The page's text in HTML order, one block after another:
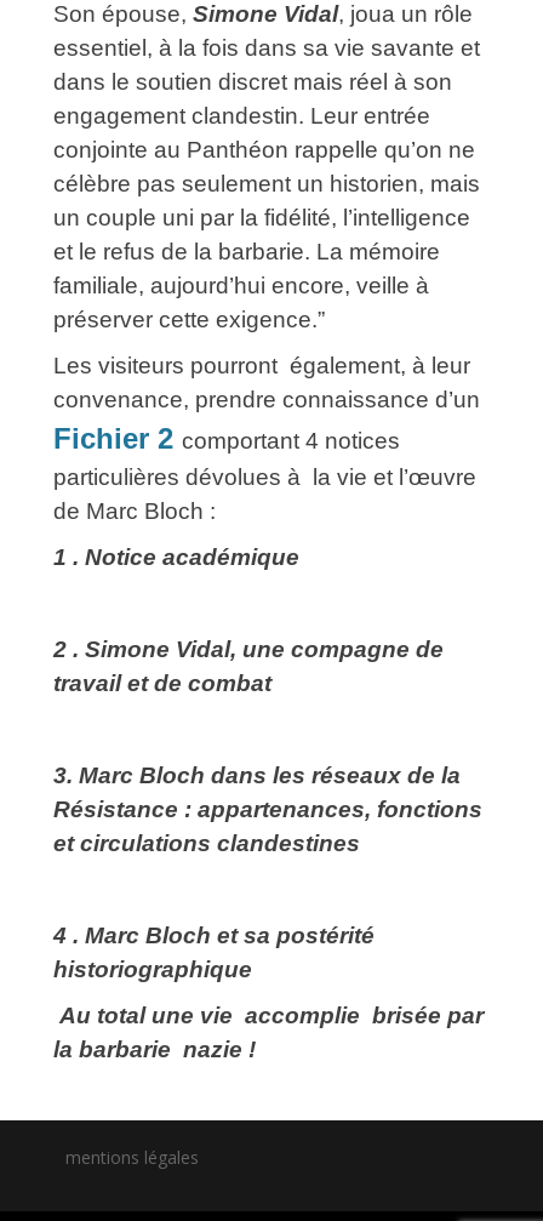
Son épouse, Simone Vidal, joua un rôle
essentiel, à la fois dans sa vie savante et
dans le soutien discret mais réel à son
engagement clandestin. Leur entrée
conjointe au Panthéon rappelle qu’on ne
célèbre pas seulement un historien, mais
un couple uni par la fidélité, l’intelligence
et le refus de la barbarie. La mémoire
familiale, aujourd’hui encore, veille à
préserver cette exigence.”
Les visiteurs pourront également, à leur
convenance, prendre connaissance d’un
Fichier 2 comportant 4 notices
particulières dévolues à la vie et l’œuvre
de Marc Bloch :
1 . Notice académique
2 . Simone Vidal, une compagne de
travail et de combat
3. Marc Bloch dans les réseaux de la
Résistance : appartenances, fonctions
et circulations clandestines
4 . Marc Bloch et sa postérité
historiographique
Au total une vie accomplie brisée par
la barbarie nazie !
mentions légales